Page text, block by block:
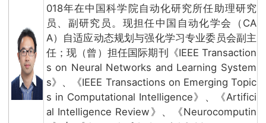
018年在中国科学院自动化研究所任助理研究
员、副研究员。现担任中国自动化学会（CA
A）自适应动态规划与强化学习专业委员会副主
任；现（曾）担任国际期刊《IEEE Transaction
s on Neural Networks and Learning System
s》、《IEEE Transactions on Emerging Topic
s in Computational Intelligence》、《Artifici
al Intelligence Review》、《Neurocomputin